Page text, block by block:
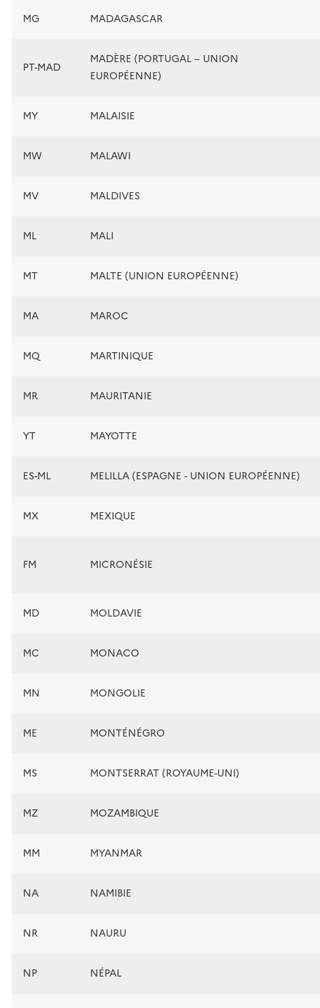
MG MADAGASCAR
PT-MAD
MADÈRE (PORTUGAL – UNION
EUROPÉENNE)
MY MALAISIE
MW MALAWI
MV MALDIVES
ML MALI
MT MALTE (UNION EUROPÉENNE)
MA MAROC
MQ MARTINIQUE
MR MAURITANIE
YT MAYOTTE
ES-ML MELILLA (ESPAGNE - UNION EUROPÉENNE)
MX MEXIQUE
FM MICRONÉSIE
MD MOLDAVIE
MC MONACO
MN MONGOLIE
ME MONTÉNÉGRO
MS MONTSERRAT (ROYAUME-UNI)
MZ MOZAMBIQUE
MM MYANMAR
NA NAMIBIE
NR NAURU
NP NÉPAL